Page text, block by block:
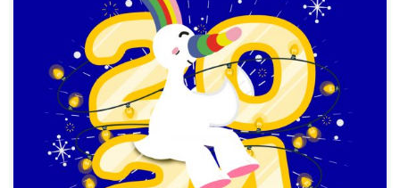
El equipo de Legado Expo Sevilla te desea un buen año
nuevo 2024.